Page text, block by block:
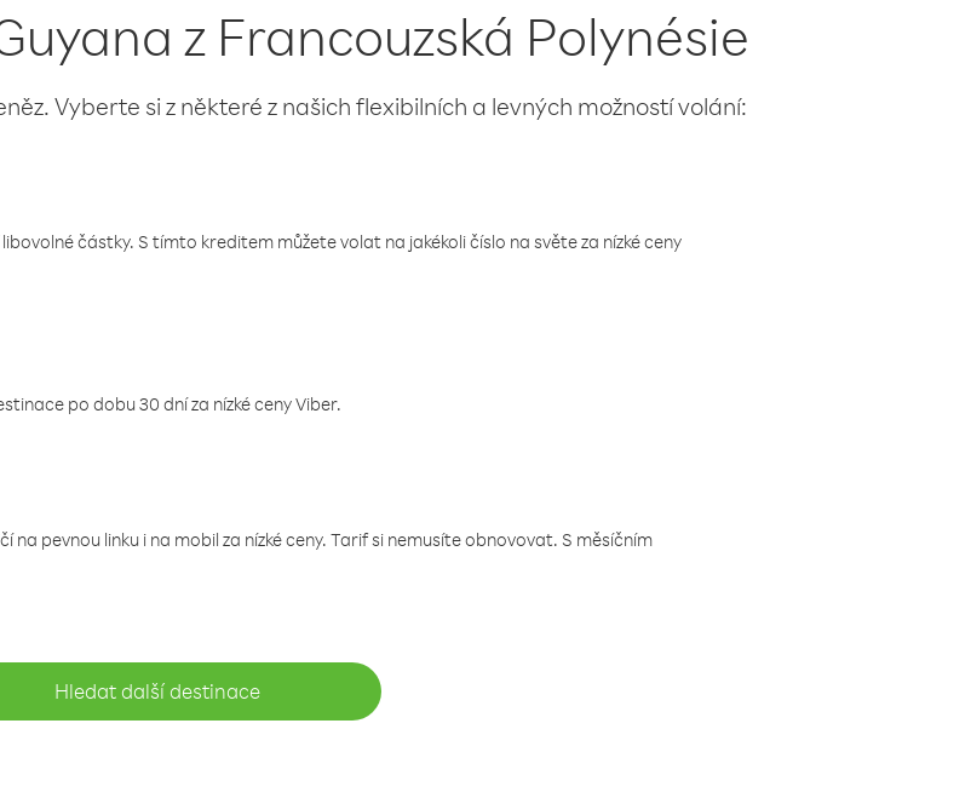
z Francouzská Polynésie
Vyberte si z některé z našich flexibilních a levných možností volání:
částky. S tímto kreditem můžete volat na jakékoli číslo na světe za nízké ceny
po dobu 30 dní za nízké ceny Viber.
pevnou linku i na mobil za nízké ceny. Tarif si nemusíte obnovovat. S měsíčním
Hledat další destinace